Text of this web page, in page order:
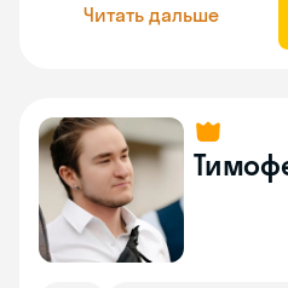
Читать дальше